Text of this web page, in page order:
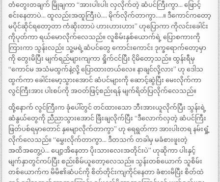
တံတွေးတချက် မြိုချကာ “အားပါးပါး လှလိုက်တဲ့ ဆံပင်ကြီးကွာ… ဖြောင့်
စင်းနေတာပဲ… ထူလည်းအထူကြီးပဲ…. မိုက်လိုက်တာကွာ…..။ ဒီကောင်ကတော့
မပိုင်ဆိုင်ရတော့တာ ကံဆိုးတာပဲ ဟားဟားဟား” ဟုပြောကာ ကိုလင်းခေါင်း
ကိုပုတ်ကာ ရယ်မောလိုက်လေသည်။ လူစိမ်းနှစ်ယောက်ရဲ့ ပြောစကားကို
ကြားကာ သွန်းလည်း သူ့မရဲ့ဆံပင်တွေ ကောင်းကောင်း ဒုက္ခရောက်တော့မှာ
ကို တွေးမိပြီး မျက်ရည်များကျကာ ရှိုက်ငင်ပြီး ငိုမိတော့သည်။ ထွန်းရီမှ
“ကောင်မ အသံမထွက်နဲ့လို့ ပြောထားတယ်လေ။ နာချင်လို့လား” ဟု ဒေါသ
ထွက်ကာ ခေါင်းမော့သွားအောင် ဆံပင်များကို ဆောင့်ဆွဲပြီး မေးလိုက်ကာ
လွင်ကြီးအား ပါးစပ်ကို အဝတ်ဖြင့်စည်းရန် မျက်ရိတ်ပြလိုက်လေသည်။
ထို့နောက် လွင်ကြီးက ခုံပေါ်တွင် တင်ထားသော ဘီးအားယူလိုက်ပြီး သွန်းရဲ့
ဆံနွယ်တွေကို ညီညာသွားအောင် ဖြီးချလိုက်ပြီး “ဒီလောက်လှတဲ့ ဆံပင်ကြီး
ဖြတ်ပစ်ရမှာတောင် နှမျောလိုက်တာကွာ” ဟု ရေရွတ်ကာ အားပါးတရ နမ်းရှုံ့
လိုက်လေသည်။ “မွှေးလိုက်တာကွာ… ဒီတသက် တခါမှ မခံစားဖူးတဲ့
အထိအတွေ့ပဲ… ပျော့အိနေတာ ပိုးသားလေးအတိုင်းပဲ” ဟုဆိုကာ ပါးနှင့်
မျက်နှာတွင်ကပ်ပြီး စည်းစိမ်ယူတော့လေသည်။ သွန်းတစ်ယောက် သူစိမ်း
တစ်ယောက်က မိမိ၏ဆံပင်ကို စိတ်တိုင်းကျကိုင်နေတာ ခံစားမိပြီး စိတ်ထဲ